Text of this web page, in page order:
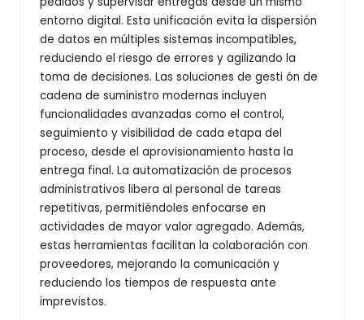
entorno digital. Esta unificación evita la dispersión
de datos en múltiples sistemas incompatibles,
reduciendo el riesgo de errores y agilizando la
toma de decisiones. Las soluciones de gesti ón de
cadena de suministro modernas incluyen
funcionalidades avanzadas como el control,
seguimiento y visibilidad de cada etapa del
proceso, desde el aprovisionamiento hasta la
entrega final. La automatización de procesos
administrativos libera al personal de tareas
repetitivas, permitiéndoles enfocarse en
actividades de mayor valor agregado. Además,
estas herramientas facilitan la colaboración con
proveedores, mejorando la comunicación y
reduciendo los tiempos de respuesta ante
imprevistos.